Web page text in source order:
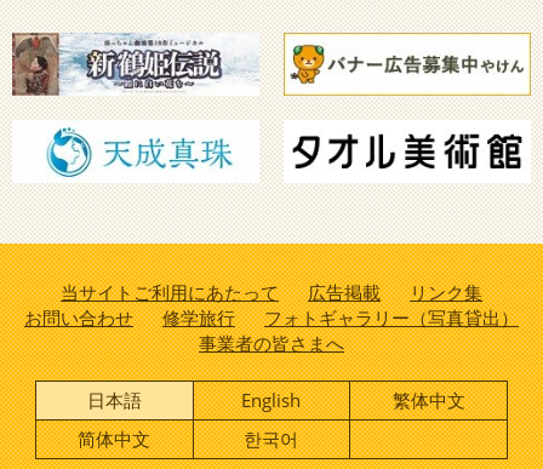
当サイトご利用にあたって 広告掲載
リンク集
お問い合わせ
修学旅行
フォトギャラリー（写真貸出）
事業者の皆さまへ
日本語 English
繁体中文
简体中文
한국어